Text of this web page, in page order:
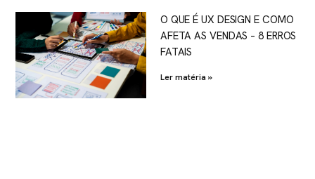
O QUE É UX DESIGN E COMO
AFETA AS VENDAS – 8 ERROS
FATAIS
Ler matéria »